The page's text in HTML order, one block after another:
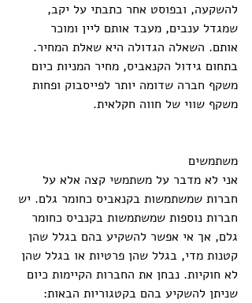
להשקעה, ובפוסט אחר כתבתי על יקב,
שמגדל ענבים, מעבד אותם ליין ומוכר
אותם. השאלה הגדולה היא שאלת המחיר.
בתחום גידול הקנאביס, מחיר המניות כיום
משקף חברה שדומה יותר לפייסבוק ופחות
משקף שווי של חווה חקלאית.
משתמשים
אני לא מדבר על משתמשי קצה אלא על
חברות שמשתמשות בקנאביס כחומר גלם. יש
חברות נוספות שמשתמשות בקנביס כחומר
גלם, אך אי אפשר להשקיע בהם בגלל שהן
קטנות מדי, בגלל שהן פרטיות או בגלל שהן
לא חוקיות. נבחן את החברות הקיימות כיום
שניתן להשקיע בהם בקטגוריות הבאות: